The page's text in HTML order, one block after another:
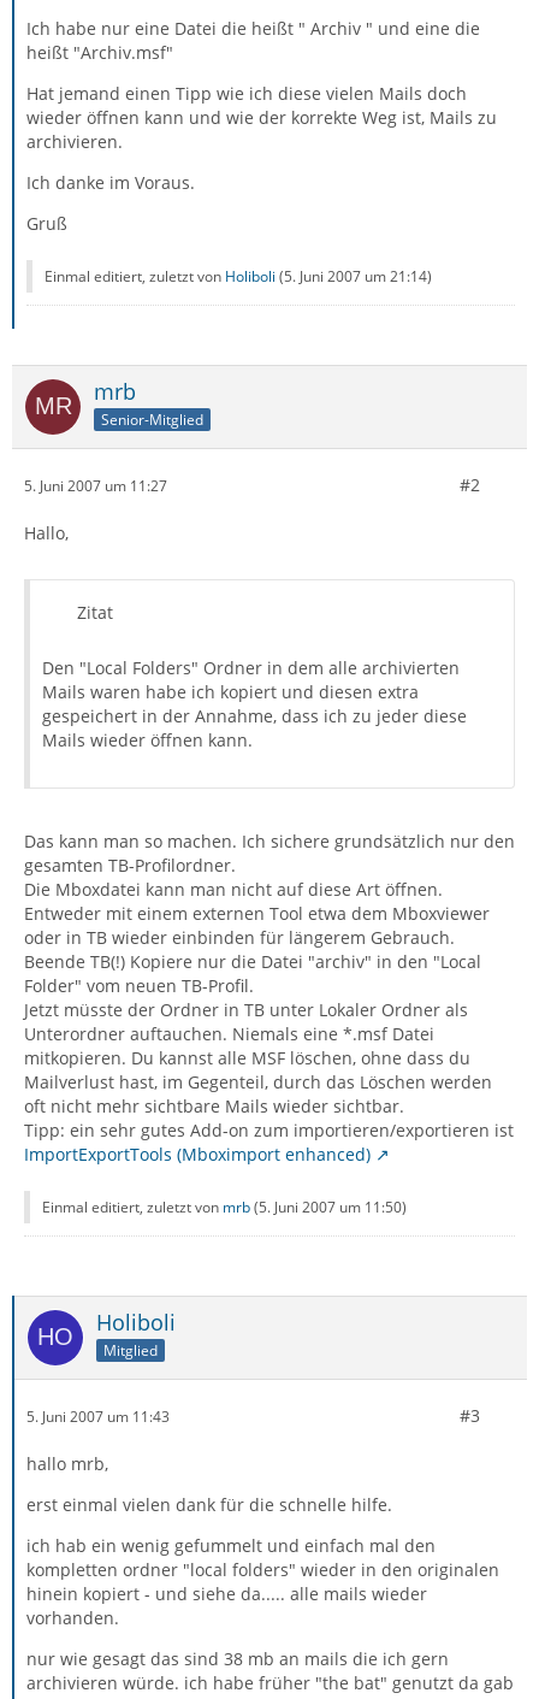
Ich habe nur eine Datei die heißt " Archiv " und eine die
heißt "Archiv.msf"
Hat jemand einen Tipp wie ich diese vielen Mails doch
wieder öffnen kann und wie der korrekte Weg ist, Mails zu
archivieren.
Ich danke im Voraus.
Gruß
Einmal editiert, zuletzt von Holiboli (5. Juni 2007 um 21:14)
mrb
Senior-Mitglied
5. Juni 2007 um 11:27 #2
Hallo,
Zitat
Den "Local Folders" Ordner in dem alle archivierten
Mails waren habe ich kopiert und diesen extra
gespeichert in der Annahme, dass ich zu jeder diese
Mails wieder öffnen kann.
Das kann man so machen. Ich sichere grundsätzlich nur den
gesamten TB-Profilordner.
Die Mboxdatei kann man nicht auf diese Art öffnen.
Entweder mit einem externen Tool etwa dem Mboxviewer
oder in TB wieder einbinden für längerem Gebrauch.
Beende TB(!) Kopiere nur die Datei "archiv" in den "Local
Folder" vom neuen TB-Profil.
Jetzt müsste der Ordner in TB unter Lokaler Ordner als
Unterordner auftauchen. Niemals eine *.msf Datei
mitkopieren. Du kannst alle MSF löschen, ohne dass du
Mailverlust hast, im Gegenteil, durch das Löschen werden
oft nicht mehr sichtbare Mails wieder sichtbar.
Tipp: ein sehr gutes Add-on zum importieren/exportieren ist
ImportExportTools (Mboximport enhanced)
Einmal editiert, zuletzt von mrb(5. Juni 2007 um 11:50)
Holiboli
Mitglied
5. Juni 2007 um 11:43 #3
hallo mrb,
erst einmal vielen dank für die schnelle hilfe.
ich hab ein wenig gefummelt und einfach mal den
kompletten ordner "local folders" wieder in den originalen
hinein kopiert - und siehe da..... alle mails wieder
vorhanden.
nur wie gesagt das sind 38 mb an mails die ich gern
archivieren würde. ich habe früher "the bat" genutzt da gab